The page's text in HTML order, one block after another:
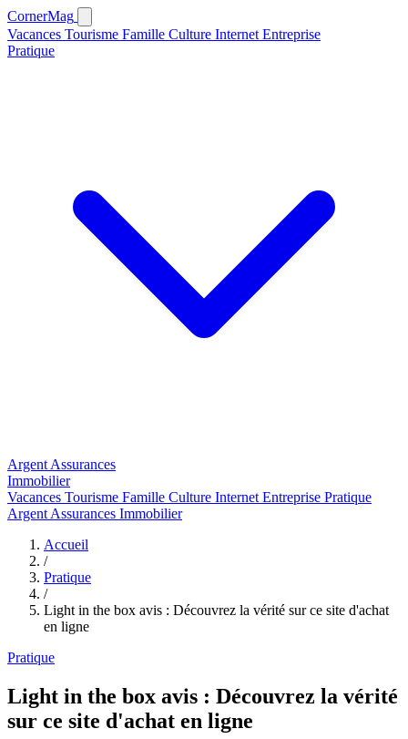
CornerMag
Vacances Tourisme Famille Culture Internet Entreprise
Pratique
Argent Assurances
Immobilier
Vacances Tourisme Famille Culture Internet Entreprise Pratique
Argent Assurances Immobilier
Accueil
/
Pratique
/
Light in the box avis : Découvrez la vérité sur ce site d'achat
en ligne
Pratique
Light in the box avis : Découvrez la vérité
sur ce site d'achat en ligne